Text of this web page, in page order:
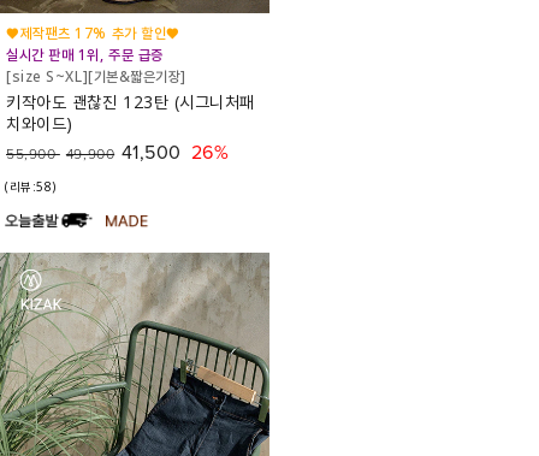
♥제작팬츠 17% 추가 할인♥
실시간 판매 1위, 주문 급증
[size S~XL][기본&짧은기장]
키작아도 괜찮진 123탄 (시그니처패
치와이드)
55,900 49,900 41,500 26%
(리뷰:58)